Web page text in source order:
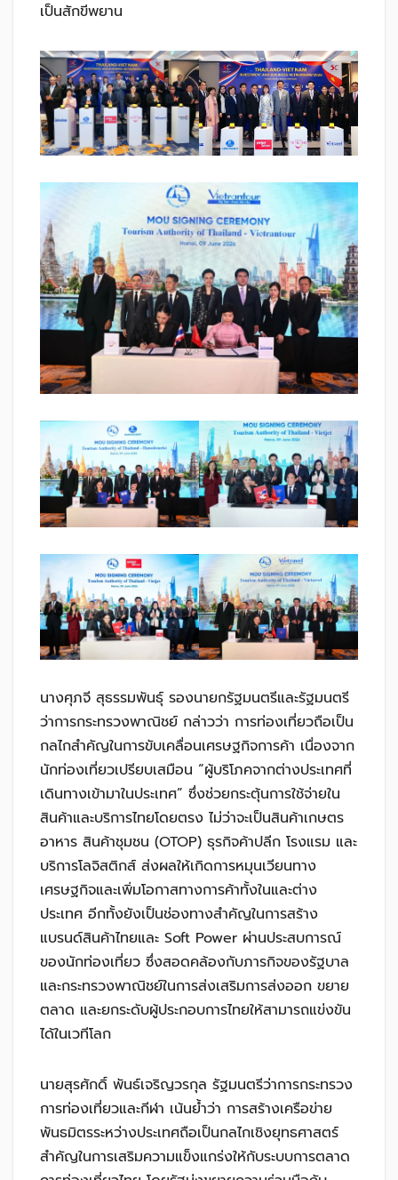
เป็นสักขีพยาน
นางศุภจี สุธรรมพันธุ์ รองนายกรัฐมนตรีและรัฐมนตรี
ว่าการกระทรวงพาณิชย์ กล่าวว่า การท่องเที่ยวถือเป็น
กลไกสำคัญในการขับเคลื่อนเศรษฐกิจการค้า เนื่องจาก
นักท่องเที่ยวเปรียบเสมือน “ผู้บริโภคจากต่างประเทศที่
เดินทางเข้ามาในประเทศ” ซึ่งช่วยกระตุ้นการใช้จ่ายใน
สินค้าและบริการไทยโดยตรง ไม่ว่าจะเป็นสินค้าเกษตร
อาหาร สินค้าชุมชน (OTOP) ธุรกิจค้าปลีก โรงแรม และ
บริการโลจิสติกส์ ส่งผลให้เกิดการหมุนเวียนทาง
เศรษฐกิจและเพิ่มโอกาสทางการค้าทั้งในและต่าง
ประเทศ อีกทั้งยังเป็นช่องทางสำคัญในการสร้าง
แบรนด์สินค้าไทยและ Soft Power ผ่านประสบการณ์
ของนักท่องเที่ยว ซึ่งสอดคล้องกับภารกิจของรัฐบาล
และกระทรวงพาณิชย์ในการส่งเสริมการส่งออก ขยาย
ตลาด และยกระดับผู้ประกอบการไทยให้สามารถแข่งขัน
ได้ในเวทีโลก
นายสุรศักดิ์ พันธ์เจริญวรกุล รัฐมนตรีว่าการกระทรวง
การท่องเที่ยวและกีฬา เน้นย้ำว่า การสร้างเครือข่าย
พันธมิตรระหว่างประเทศถือเป็นกลไกเชิงยุทธศาสตร์
สำคัญในการเสริมความแข็งแกร่งให้กับระบบการตลาด